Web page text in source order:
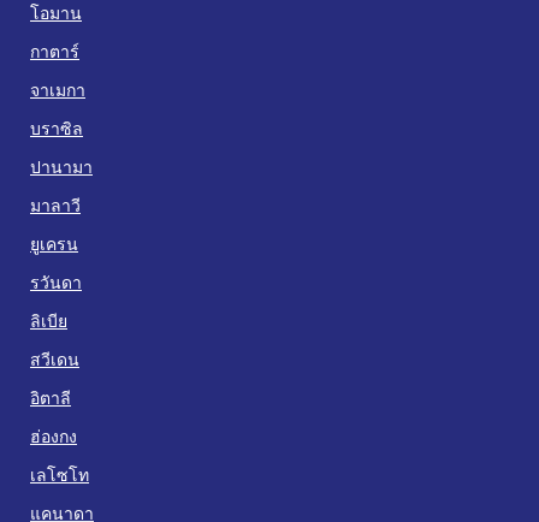
โอมาน
กาตาร์
จาเมกา
บราซิล
ปานามา
มาลาวี
ยูเครน
รวันดา
ลิเบีย
สวีเดน
อิตาลี
ฮ่องกง
เลโซโท
แคนาดา